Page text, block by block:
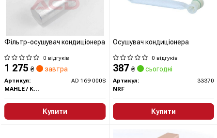
Фільтр-осушувач кондиціонера
0 відгуків
1 275 ₴ завтра
Артикул:
AD 169 000S
MAHLE / KNECHT
Купити
Осушувач кондиціонера
0 відгуків
387 ₴ сьогодні
Артикул:
33370
NRF
Купити